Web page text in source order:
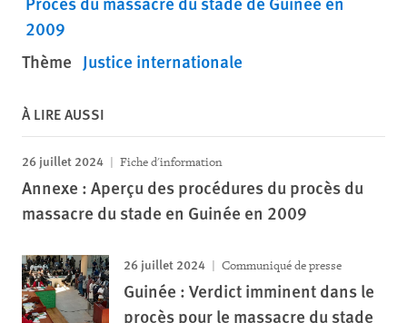
2009
Thème Justice internationale
À LIRE AUSSI
26 juillet 2024 Fiche d'information
Annexe : Aperçu des procédures du procès du
massacre du stade en Guinée en 2009
26 juillet 2024 Communiqué de presse
Guinée : Verdict imminent dans le
procès pour le massacre du stade